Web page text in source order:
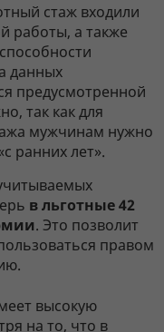
стаж входили
работы, а также
данных
предусмотренной
так как для
мужчинам нужно
ранних лет».
в льготные 42
. Это позволит
правом
высокую
на то, что в